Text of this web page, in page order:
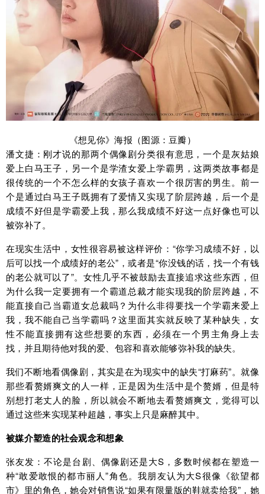
《想见你》海报（图源：豆瓣）
潘文捷：刚才说的那两个偶像剧分类很有意思，一个是灰姑娘
爱上白马王子，另一个是学渣女爱上学霸男，这两类故事都是
很传统的一个不怎么样的女孩子喜欢一个很厉害的男生。前一
个是通过白马王子既拥有了爱情又实现了阶层跨越，后一个是
成绩不好但是学霸爱上我，那么我成绩不好这一点好像也可以
被弥补了。
在现实生活中，女性很容易被这样评价：“你学习成绩不好，以
后可以找一个成绩好的老公”，或者是“你没钱的话，找一个有钱
的老公就可以了”。女性几乎不被鼓励去直接追求这些东西，但
为什么我一定要拥有一个霸道总裁才能实现我的阶层跨越，不
能直接自己当霸道女总裁吗？为什么非得要找一个学霸来爱上
我，我不能自己当学霸吗？这里面其实就反映了某种缺失，女
性不能直接拥有这些想要的东西，必须在一个男主角身上去
找，并且期待他对我的爱、包容和喜欢能够弥补我的缺失。
我们不断地看偶像剧，其实是在为现实中的缺失“打麻药”。就像
那些看赘婿爽文的人一样，正是因为生活中是个赘婿，但是特
别想打老丈人的脸，所以就会不断地去看赘婿爽文，觉得可以
通过这些来实现某种超越，事实上只是麻醉其中。
被媒介塑造的社会观念和想象
张友发：不论是台剧、偶像剧还是大S，多数时候都在塑造一
种“敢爱敢恨的都市丽人”角色。我朋友认为大S很像《欲望都
市》里的角色，她会对销售说“如果有限量版的鞋就卖给我”，她